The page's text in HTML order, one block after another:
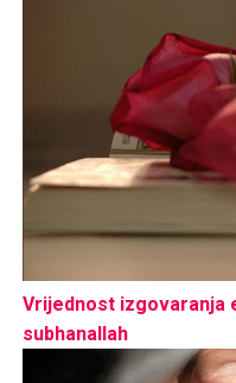
Vrijednost izgovaranja
subhanallah